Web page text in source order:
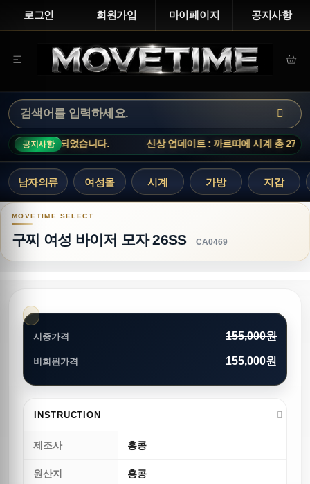
로그인 회원가입 마이페이지 공지사항
공지사항
개가 입고되었습니다. 신상 업데이트 : 까르띠에 시계 총 27개
남자의류 여성몰 시계 가방 지갑
구찌 여성 바이저 모자 26SS
구찌 여성 바이저 모자 26SS CA0469
시중가격 155,000원
비회원가격 155,000원
INSTRUCTION
제조사 홍콩
원산지 홍콩